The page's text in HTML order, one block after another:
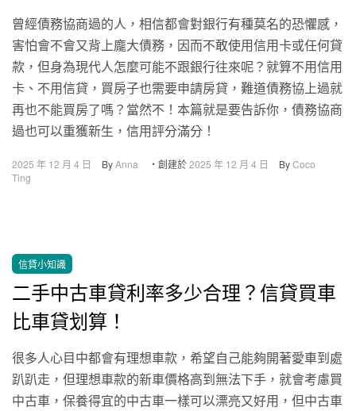
曾經債務協商過的人，相信都會對銀行有種莫名的恐懼感，
害怕會不會又背上龐大債務，因而不敢使用信用卡或任何貸
款，但身為現代人怎麼可能不跟銀行往來呢？就算不用信用
卡、不用信貸，買房子也需要申請房貸，難道債務協上過就
再也不能買房了嗎？當然不！本篇就是要告訴你，債務協商
過也可以重獲新生，信用評分滿分！
2025 年 12 月 4 日 ByAnna ・創建於2025 年 12 月 4 日 ByCoco
Ting
信貸小知識
二手中古車貸利率多少合理？信貸買車
比車貸划算！
很多人心目中都會有理想車款，希望自己能夠開著愛車到處
趴趴走，但理想車款的新車價格高到無法下手，就會考慮買
中古車，保養得宜的中古車一樣可以漂亮又好用，但中古車